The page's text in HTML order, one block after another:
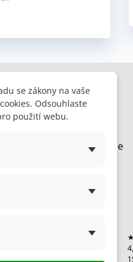
HLEDÁTE
Slevy
Nyní doporučujeme
se zákony na vaše
Odsouhlaste
použití webu.